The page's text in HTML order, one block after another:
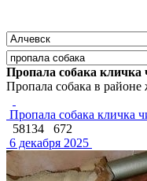
Пропала собака кличка
Пропала собака в районе
Пропала собака кличка
58134
672
6 декабря 2025